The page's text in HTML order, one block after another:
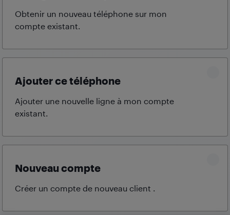
Obtenir un nouveau téléphone sur mon
compte existant.
Ajouter ce téléphone
Ajouter une nouvelle ligne à mon compte
existant.
Nouveau compte
Créer un compte de nouveau client .